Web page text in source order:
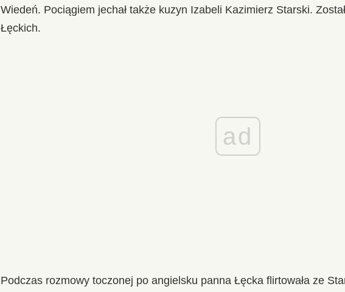
Wiedeń. Pociągiem jechał także kuzyn Izabeli Kazimierz Starski.
Łęckich.
ad
Podczas rozmowy toczonej po angielsku panna Łęcka flirtowała ze